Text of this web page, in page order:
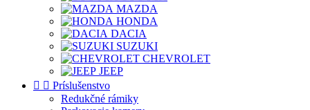
MAZDA
HONDA
DACIA
SUZUKI
CHEVROLET
JEEP
  Príslušenstvo
Redukčné rámiky